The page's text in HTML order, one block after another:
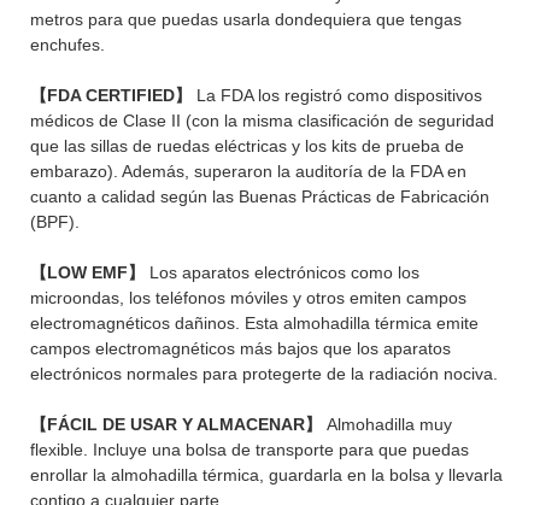
metros para que puedas usarla dondequiera que tengas
enchufes.
【FDA CERTIFIED】
La FDA los registró como dispositivos
médicos de Clase II (con la misma clasificación de seguridad
que las sillas de ruedas eléctricas y los kits de prueba de
embarazo). Además, superaron la auditoría de la FDA en
cuanto a calidad según las Buenas Prácticas de Fabricación
(BPF).
【LOW EMF】
Los aparatos electrónicos como los
microondas, los teléfonos móviles y otros emiten campos
electromagnéticos dañinos. Esta almohadilla térmica emite
campos electromagnéticos más bajos que los aparatos
electrónicos normales para protegerte de la radiación nociva.
【FÁCIL DE USAR Y ALMACENAR】
Almohadilla muy
flexible. Incluye una bolsa de transporte para que puedas
enrollar la almohadilla térmica, guardarla en la bolsa y llevarla
contigo a cualquier parte.